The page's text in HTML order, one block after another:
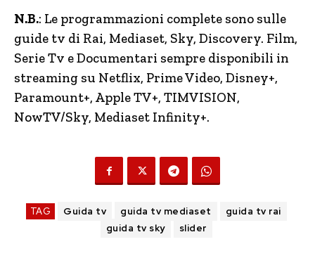
N.B.: Le programmazioni complete sono sulle
guide tv di Rai, Mediaset, Sky, Discovery. Film,
Serie Tv e Documentari sempre disponibili in
streaming su Netflix, Prime Video, Disney+,
Paramount+, Apple TV+, TIMVISION,
NowTV/Sky, Mediaset Infinity+.
TAG Guida tv guida tv mediaset
guida tv rai
guida tv sky
slider